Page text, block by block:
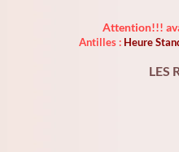
Attention!!!
Antilles : Heure
LES